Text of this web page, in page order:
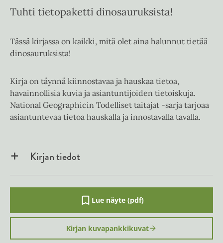
Tuhti tietopaketti dinosauruksista!
Tässä kirjassa on kaikki, mitä olet aina halunnut tietää
dinosauruksista!
Kirja on täynnä kiinnostavaa ja hauskaa tietoa,
havainnollisia kuvia ja asiantuntijoiden tietoiskuja.
National Geographicin Todelliset taitajat -sarja tarjoaa
asiantuntevaa tietoa hauskalla ja innostavalla tavalla.
Kirjan tiedot
Lue näyte (pdf)
A
u
k
e
a
Kirjan kuvapankkikuvat